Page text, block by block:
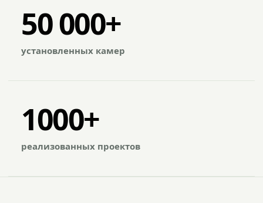
50 000+
установленных камер
1000+
реализованных проектов